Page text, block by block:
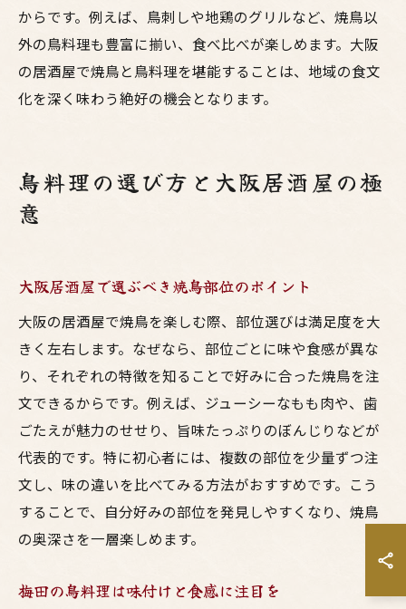
からです。例えば、鳥刺しや地鶏のグリルなど、焼鳥以
外の鳥料理も豊富に揃い、食べ比べが楽しめます。大阪
の居酒屋で焼鳥と鳥料理を堪能することは、地域の食文
化を深く味わう絶好の機会となります。
鳥料理の選び方と大阪居酒屋の極
意
大阪居酒屋で選ぶべき焼鳥部位のポイント
大阪の居酒屋で焼鳥を楽しむ際、部位選びは満足度を大
きく左右します。なぜなら、部位ごとに味や食感が異な
り、それぞれの特徴を知ることで好みに合った焼鳥を注
文できるからです。例えば、ジューシーなもも肉や、歯
ごたえが魅力のせせり、旨味たっぷりのぼんじりなどが
代表的です。特に初心者には、複数の部位を少量ずつ注
文し、味の違いを比べてみる方法がおすすめです。こう
することで、自分好みの部位を発見しやすくなり、焼鳥
の奥深さを一層楽しめます。
梅田の鳥料理は味付けと食感に注目を